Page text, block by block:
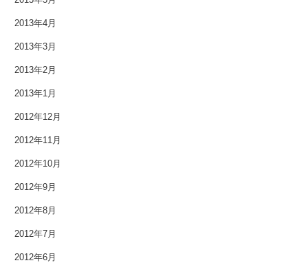
2013年4月
2013年3月
2013年2月
2013年1月
2012年12月
2012年11月
2012年10月
2012年9月
2012年8月
2012年7月
2012年6月